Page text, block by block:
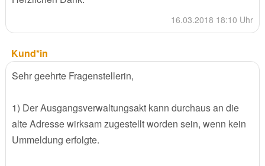
16.03.2018 18:10 Uhr
Kund*in
Sehr geehrte Fragenstellerin,
1) Der Ausgangsverwaltungsakt kann durchaus an die
alte Adresse wirksam zugestellt worden sein, wenn kein
Ummeldung erfolgte.